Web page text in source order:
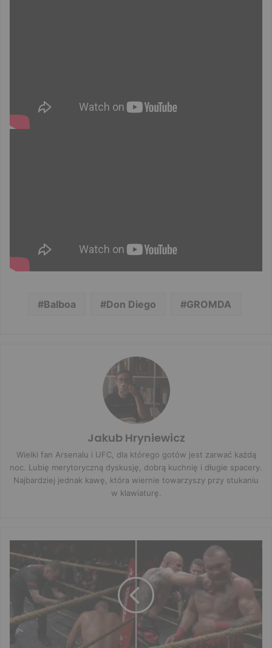
Balboa Don Diego GROMDA
Jakub Hryniewicz
Wielki fan Arsenalu i UFC, dla którego gotów jest zarwać każdą
noc. Lubię merytoryczną dyskusję, dobrą kuchnię i długie spacery.
Najbardziej jednak kawę, która wiernie towarzyszy przy stukaniu
w klawiaturę.